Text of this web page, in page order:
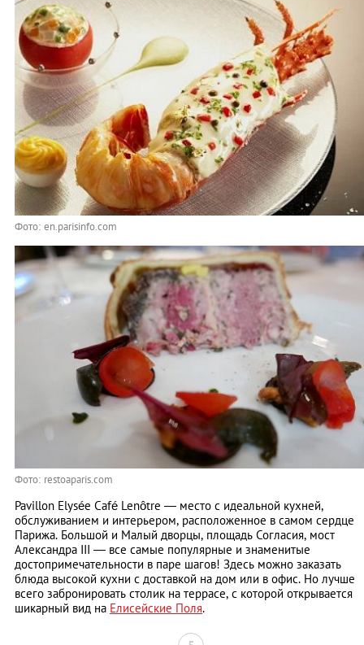
Фото: en.parisinfo.com
Фото: restoaparis.com
Pavillon Elysée Café Lenôtre — место с идеальной кухней,
обслуживанием и интерьером, расположенное в самом сердце
Парижа. Большой и Малый дворцы, площадь Согласия, мост
Александра III — все самые популярные и знаменитые
достопримечательности в паре шагов! Здесь можно заказать
блюда высокой кухни с доставкой на дом или в офис. Но лучше
всего забронировать столик на террасе, с которой открывается
шикарный вид на Елисейские Поля.